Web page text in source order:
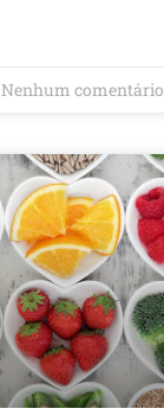
Nenhum comentário